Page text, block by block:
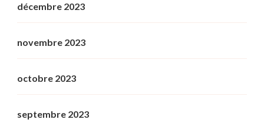
décembre 2023
novembre 2023
octobre 2023
septembre 2023